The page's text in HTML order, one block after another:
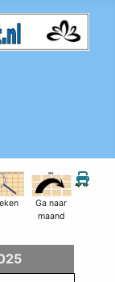
Ga naar
maand